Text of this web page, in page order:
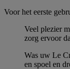
Voor het eerste
Veel plezier
zorg ervoor
Was uw Le
en spoel en